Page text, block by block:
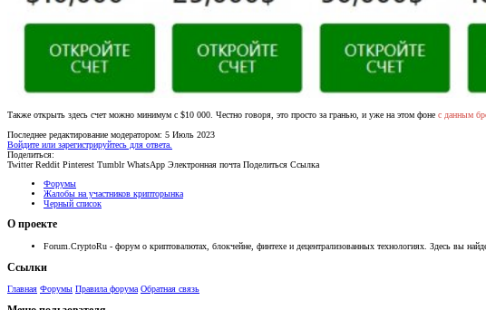
Также открыть здесь счет можно минимум с $10 000. Честно говоря, это просто за гранью, и уже на этом фоне с данным
Последнее редактирование модератором: 5 Июль 2023
Войдите или зарегистрируйтесь для ответа.
Поделиться:
Twitter Reddit Pinterest Tumblr WhatsApp Электронная почта Поделиться Ссылка
Форумы
Жалобы на участников крипторынка
Черный список
О проекте
Forum.CryptoRu - форум о криптовалютах, блокчейне, финтехе и децентрализованных технологиях. Здесь вы
Ссылки
Главная Форумы Правила форума Обратная связь